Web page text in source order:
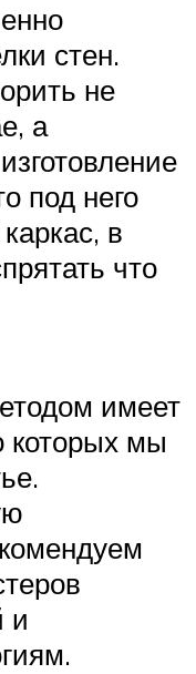
стен.
не
а
под него
в
что
имеет
которых мы
и